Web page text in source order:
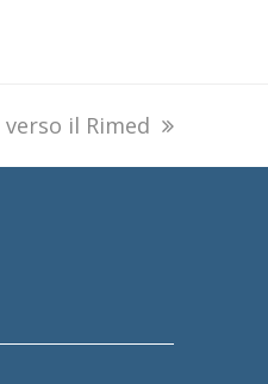
il Rimed